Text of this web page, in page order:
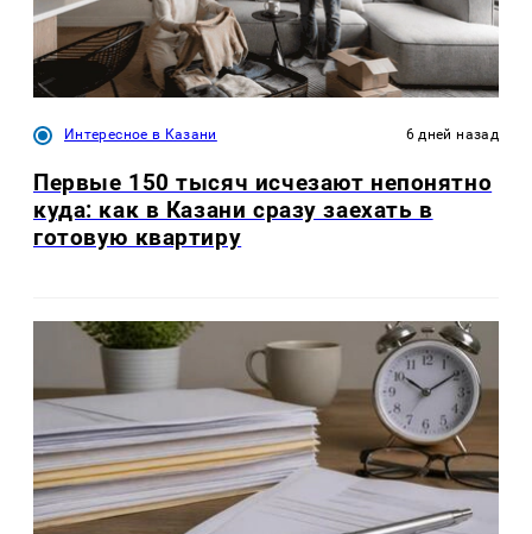
Интересное в Казани 6 дней назад
Первые 150 тысяч исчезают непонятно
куда: как в Казани сразу заехать в
готовую квартиру